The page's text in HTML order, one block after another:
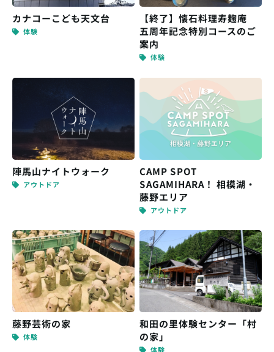
カナコーこども天文台
体験
【終了】懐石料理寿麹庵
五周年記念特別コースのご
案内
体験
陣馬山ナイトウォーク
アウトドア
CAMP SPOT
SAGAMIHARA！ 相模湖・
藤野エリア
アウトドア
藤野芸術の家
体験
和田の里体験センター「村
の家」
体験